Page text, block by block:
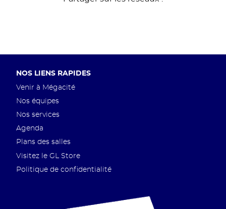
Pied
page
NOS LIENS RAPIDES
Venir à Mégacité
Nos équipes
Nos services
Agenda
Plans des salles
Visitez le GL Store
Politique de confidentialité